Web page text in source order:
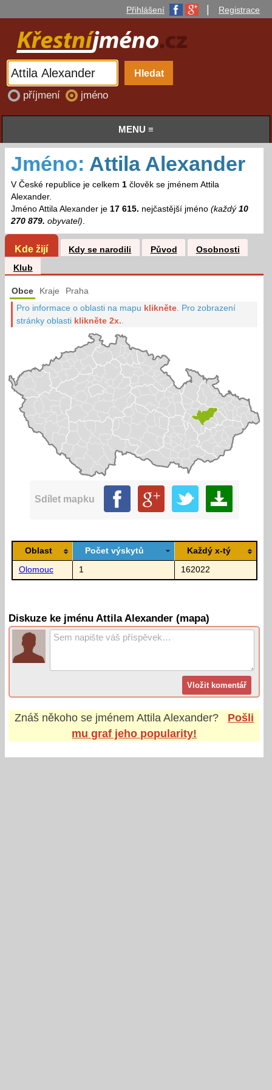
Přihlášení Registrace
příjmení jméno
MENU ≡
Jméno: Attila Alexander
V České republice je celkem 1člověk se jménem Attila
Alexander.
Jméno Attila Alexander je 17 615. nejčastější jméno (každý 10
270 879. obyvatel).
Kde žijí Kdy se narodili Původ
Osobnosti
Klub
Obce Kraje Praha
Pro informace o oblasti na mapu klikněte Pro zobrazení
stránky oblasti klikněte 2x.
Sdílet mapku
Oblast Počet výskytů Každý x-tý
Olomouc 1 162022
Diskuze ke jménu Attila Alexander (mapa)
Znáš někoho se jménemAttila Alexander?
Pošli
mu graf jeho popularity!